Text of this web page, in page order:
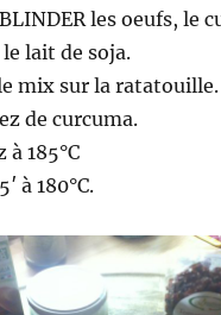
les oeufs, le
lait de soja.
mix sur la ratatouille.
de curcuma.
185°C
à 180°C.